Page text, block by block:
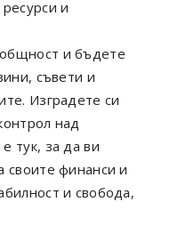
и
и бъдете
съвети и
Изградете си
над
тук, за да ви
своите финанси и
и свобода,